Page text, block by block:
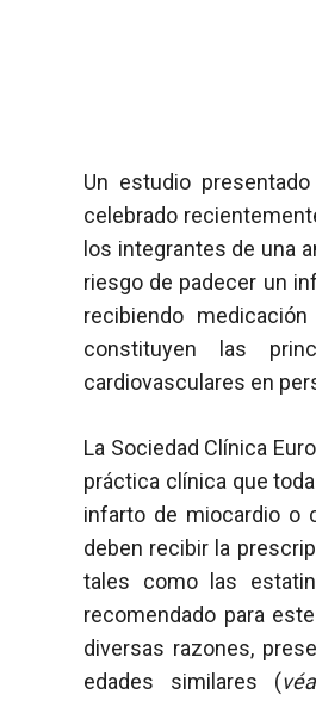
Un estudio
celebrado
los integrantes de una
riesgo de padecer un
recibiendo
constituyen las
cardiovasculares en
La Sociedad Clínica
práctica clínica que
infarto de miocardio o
deben recibir la
tales como las
recomendado para
diversas razones,
edades similares (